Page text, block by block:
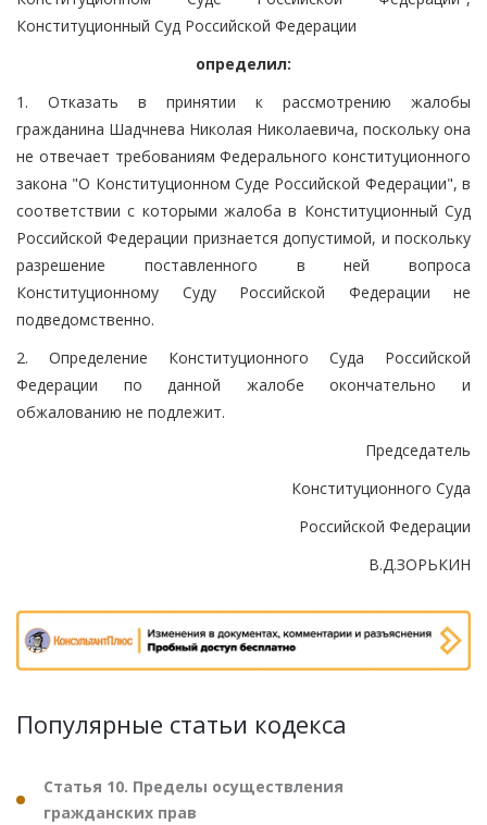
Конституционный Суд Российской Федерации
определил:
1. Отказать в принятии к рассмотрению жалобы
гражданина Шадчнева Николая Николаевича, поскольку она
не отвечает требованиям Федерального конституционного
закона "О Конституционном Суде Российской Федерации", в
соответствии с которыми жалоба в Конституционный Суд
Российской Федерации признается допустимой, и поскольку
разрешение поставленного в ней вопроса
Конституционному Суду Российской Федерации не
подведомственно.
2. Определение Конституционного Суда Российской
Федерации по данной жалобе окончательно и
обжалованию не подлежит.
Председатель
Конституционного Суда
Российской Федерации
В.Д.ЗОРЬКИН
Популярные статьи кодекса
Статья 10. Пределы осуществления
гражданских прав